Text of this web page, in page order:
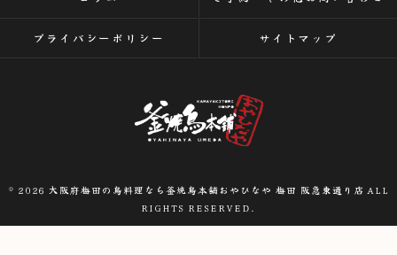
プライバシーポリシー サイトマップ
© 2026 大阪府梅田の鳥料理なら釜焼鳥本舗おやひなや 梅田 阪急東通り店 ALL
RIGHTS RESERVED.